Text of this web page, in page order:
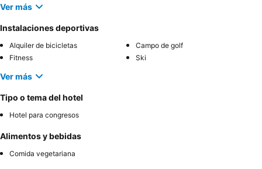
Ver más
Instalaciones deportivas
Alquiler de bicicletas
Campo de golf
Fitness
Ski
Ver más
Tipo o tema del hotel
Hotel para congresos
Alimentos y bebidas
Comida vegetariana